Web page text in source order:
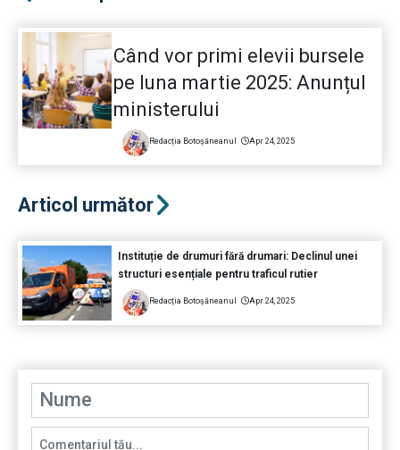
Când vor primi elevii bursele
pe luna martie 2025: Anunțul
ministerului
Redacția Botoșăneanul Apr 24, 2025
Articol următor
Instituție de drumuri fără drumari: Declinul unei
structuri esențiale pentru traficul rutier
Redacția Botoșăneanul Apr 24, 2025